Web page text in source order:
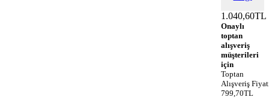
1.040,60TL
Onaylı
toptan
alışveriş
müşterileri
için
Toptan
Alışveriş
799,70TL